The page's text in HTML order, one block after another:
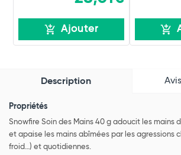
Ajouter
Description
Propriétés
Snowfire Soin des Mains 40 g adoucit les mains
et apaise les mains abîmées par les agressions
froid…) et quotidiennes.